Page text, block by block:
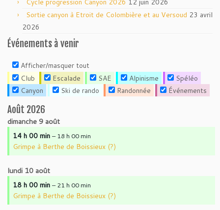
Cycle progression Canyon 2026 12 juin 2026
Sortie canyon à Etroit de Colombière et au Versoud 23 avril
2026
Événements à venir
Afficher/masquer tout
Club
Escalade SAE Alpinisme
Spéléo
Canyon
Ski de rando Randonnée Événements
Août 2026
dimanche 9 août
14 h 00 min – 18 h 00 min
Grimpe à Berthe de Boissieux (?)
lundi 10 août
18 h 00 min – 21 h 00 min
Grimpe à Berthe de Boissieux (?)